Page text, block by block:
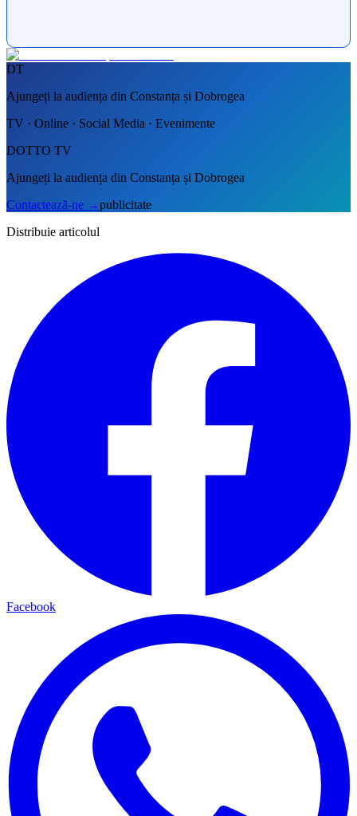
DT
Ajungeți la audiența din Constanța și Dobrogea
TV · Online · Social Media · Evenimente
DOTTO TV
Ajungeți la audiența din Constanța și Dobrogea
Contactează-ne →publicitate
Distribuie articolul
Facebook